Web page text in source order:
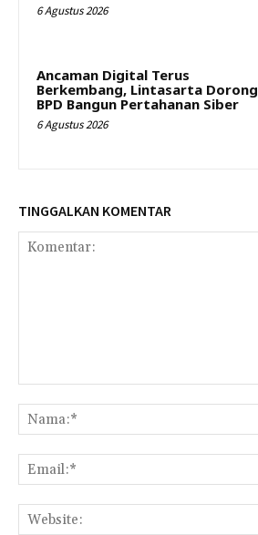
6 Agustus 2026
Ancaman Digital Terus
Berkembang, Lintasarta Dorong
BPD Bangun Pertahanan Siber
6 Agustus 2026
TINGGALKAN KOMENTAR